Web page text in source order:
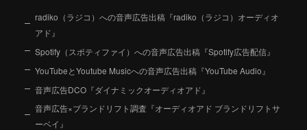
radiko（ラジコ）への音声広告出稿『radiko（ラジコ）オーディオ
アド』
Spotify（スポティファイ）への音声広告出稿『Spotify広告配信』
YouTubeとYoutube Musicへの音声広告出稿『YouTube Audio』
音声広告DCO『ダイナミックオーディオアド』
音声広告×ブランドリフト調査『オーディオアド ブランドリフトサ
ーベイ』